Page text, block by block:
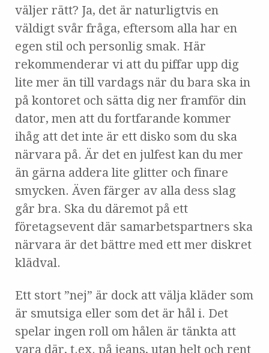
väljer rätt? Ja, det är naturligtvis en
väldigt svår fråga, eftersom alla har en
egen stil och personlig smak. Här
rekommenderar vi att du piffar upp dig
lite mer än till vardags när du bara ska in
på kontoret och sätta dig ner framför din
dator, men att du fortfarande kommer
ihåg att det inte är ett disko som du ska
närvara på. Är det en julfest kan du mer
än gärna addera lite glitter och finare
smycken. Även färger av alla dess slag
går bra. Ska du däremot på ett
företagsevent där samarbetspartners ska
närvara är det bättre med ett mer diskret
klädval.
Ett stort ”nej” är dock att välja kläder som
är smutsiga eller som det är hål i. Det
spelar ingen roll om hålen är tänkta att
vara där, t.ex. på jeans, utan helt och rent